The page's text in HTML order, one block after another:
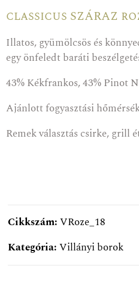
classicus SZÁRAZ
Illatos, gyümölcsös és
egy önfeledt baráti
43% Kékfrankos, 43% Pinot
Ajánlott fogyasztási
Remek választás csirke, grill
Cikkszám:VRoze_18
Kategória:Villányi borok